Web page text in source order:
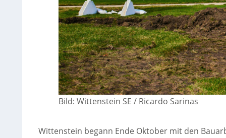
Bild: Wittenstein SE / Ricardo Sarinas
Wittenstein begann Ende Oktober mit den